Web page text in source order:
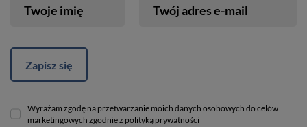
Twoje imię Twój adres e-mail
Zapisz się
Wyrażam zgodę na przetwarzanie moich danych osobowych do celów
marketingowych zgodnie z polityką prywatności